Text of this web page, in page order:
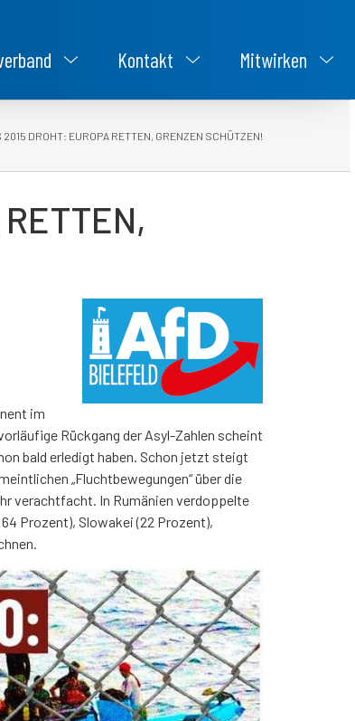
Kontakt Mitwirken
2015 DROHT: EUROPA RETTEN, GRENZEN SCHÜTZEN!
im
Rückgang der Asyl-Zahlen scheint
bald erledigt haben. Schon jetzt steigt
„Fluchtbewegungen“ über die
verachtfacht. In Rumänien verdoppelte
Prozent), Slowakei (22 Prozent),